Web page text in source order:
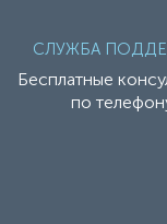
СЛУЖБА
Бесплатные
по